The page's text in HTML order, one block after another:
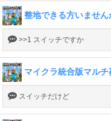
整地できる方いません
>>1 スイッチですか
マイクラ統合版マルチ
スイッチだけど